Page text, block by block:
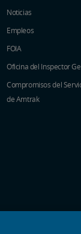
Noticias
Empleos
FOIA
Oficina del Inspector
Compromisos del
de Amtrak